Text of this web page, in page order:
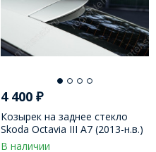
4 400₽
Козырек на заднее стекло
Skoda Octavia III A7 (2013-н.в.)
В наличии